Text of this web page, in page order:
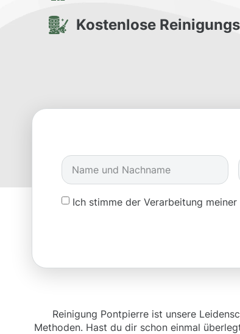
Kostenlose
Ich stimme der Verarbeitung
Reinigung Pontpierre ist unsere
Methoden. Hast du dir schon einmal